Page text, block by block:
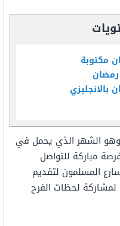
مكتوبة
وهو الشهر الذي يحمل في
مباركة للتواصل
المسلمون لتقديم
لحظات الفرح